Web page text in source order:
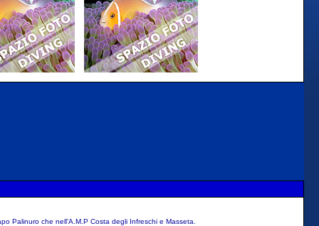
Palinuro che nell'A.M.P Costa degli Infreschi e Masseta.